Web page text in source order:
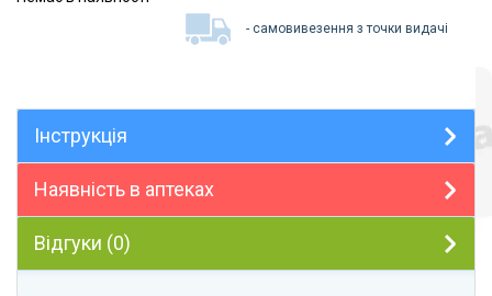
- самовивезення з точки видачі
Інструкція
Наявність в аптеках
Відгуки (0)